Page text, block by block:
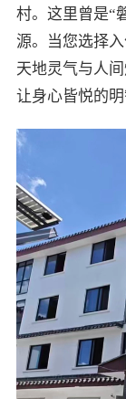
村。这里曾是“
源。当您选择
天地灵气与人
让身心皆悦的明